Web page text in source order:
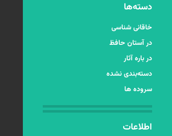
دسته‌ها
خاقانی شناسی
در آستان حافظ
در باره آثار
دسته‌بندی نشده
سروده ها
اطلاعات